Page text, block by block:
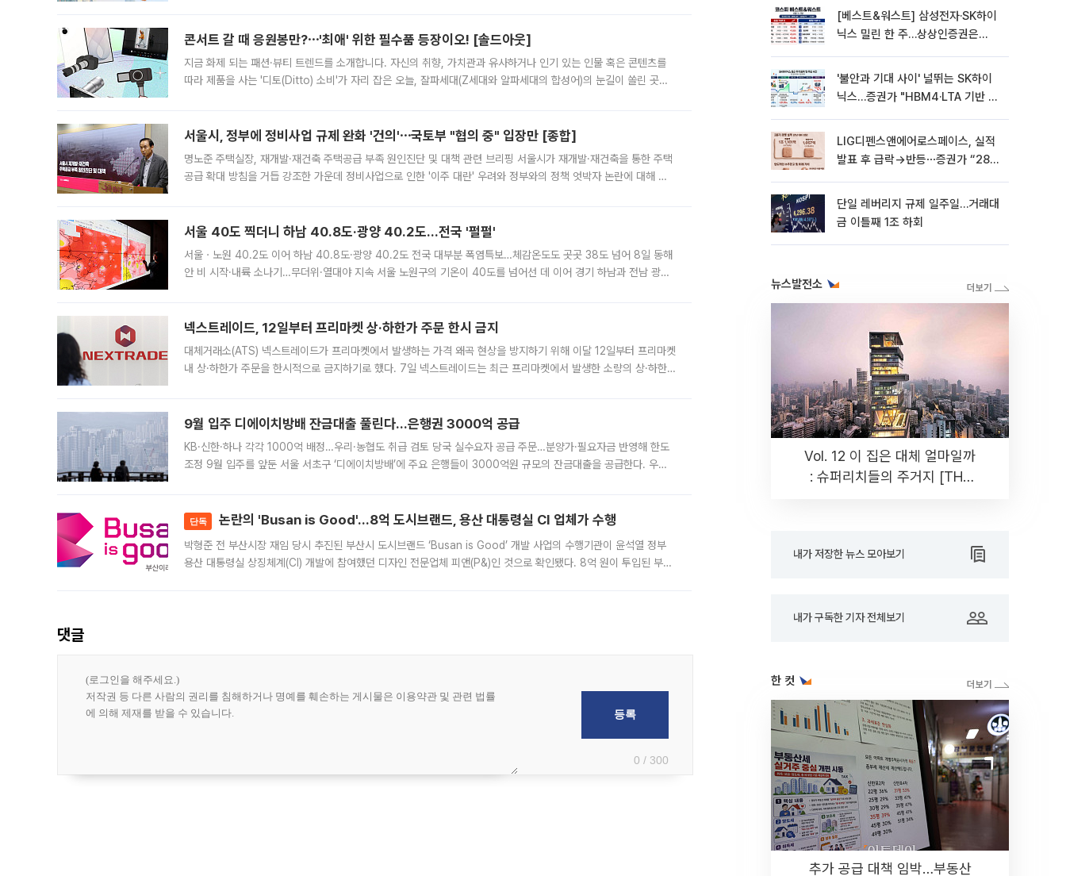
콘서트 갈 때 응원봉만?⋯'최애' 위한 필수품 등장이오! [솔드아웃]
지금 화제 되는 패션·뷰티 트렌드를 소개합니다. 자신의 취향, 가치관과 유사하거나 인기 있는 인물 혹은 콘텐츠를
따라 제품을 사는 '디토(Ditto) 소비'가 자리 잡은 오늘, 잘파세대(Z세대와 알파세대의 합성어)의 눈길이 쏠린 곳은
서울시, 정부에 정비사업 규제 완화 '건의'⋯국토부 "협의 중" 입장만 [종합]
명노준 주택실장, 재개발·재건축 주택공급 부족 원인진단 및 대책 관련 브리핑 서울시가 재개발·재건축을 통한 주택
공급 확대 방침을 거듭 강조한 가운데 정비사업으로 인한 '이주 대란' 우려와 정부와의 정책 엇박자 논란에 대해 정
서울 40도 찍더니 하남 40.8도·광양 40.2도…전국 '펄펄'
서울ㆍ노원 40.2도 이어 하남 40.8도·광양 40.2도 전국 대부분 폭염특보…체감온도도 곳곳 38도 넘어 8일 동해
안 비 시작·내륙 소나기…무더위·열대야 지속 서울 노원구의 기온이 40도를 넘어선 데 이어 경기 하남과 전남 광양
넥스트레이드, 12일부터 프리마켓 상·하한가 주문 한시 금지
대체거래소(ATS) 넥스트레이드가 프리마켓에서 발생하는 가격 왜곡 현상을 방지하기 위해 이달 12일부터 프리마켓
내 상·하한가 주문을 한시적으로 금지하기로 했다. 7일 넥스트레이드는 최근 프리마켓에서 발생한 소량의 상·하한
9월 입주 디에이치방배 잔금대출 풀린다…은행권 3000억 공급
KB·신한·하나 각각 1000억 배정…우리·농협도 취급 검토 당국 실수요자 공급 주문…분양가·필요자금 반영해 한도
조정 9월 입주를 앞둔 서울 서초구 ‘디에이치방배’에 주요 은행들이 3000억원 규모의 잔금대출을 공급한다. 우리
단독 논란의 'Busan is Good'…8억 도시브랜드, 용산 대통령실 CI 업체가 수행
박형준 전 부산시장 재임 당시 추진된 부산시 도시브랜드 ‘Busan is Good’ 개발 사업의 수행기관이 윤석열 정부
용산 대통령실 상징체계(CI) 개발에 참여했던 디자인 전문업체 피앤(P&)인 것으로 확인됐다. 8억 원이 투입된 부산
댓글
0 / 300
[베스트&워스트] 삼성전자·SK하이
닉스 밀린 한 주…상상인증권은
'불안과 기대 사이' 널뛰는 SK하이
닉스…증권가 "HBM4·LTA 기반 펀
LIG디펜스앤에어로스페이스, 실적
발표 후 급락→반등⋯증권가 “28년
단일 레버리지 규제 일주일…거래대
금 이틀째 1조 하회
뉴스발전소
Vol. 12 이 집은 대체 얼마일까
: 슈퍼리치들의 주거지 [THE
내가 저장한 뉴스 모아보기
내가 구독한 기자 전체보기
한 컷
추가 공급 대책 임박…부동산